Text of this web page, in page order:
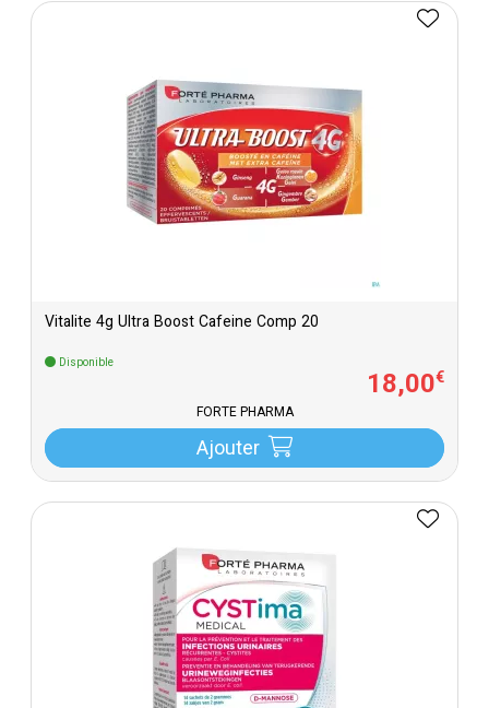
Vitalite 4g Ultra Boost Cafeine Comp 20
Disponible
18,00€
FORTÉ PHARMA
Ajouter